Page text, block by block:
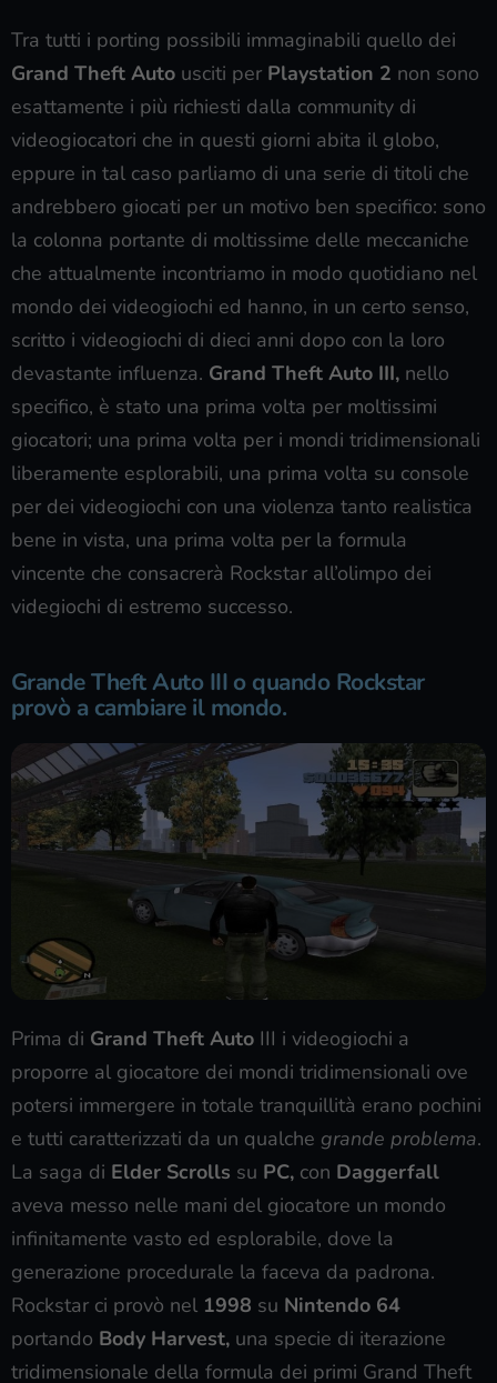
Tra tutti i porting possibili immaginabili quello dei
Grand Theft Auto usciti per Playstation 2 non sono
esattamente i più richiesti dalla community di
videogiocatori che in questi giorni abita il globo,
eppure in tal caso parliamo di una serie di titoli che
andrebbero giocati per un motivo ben specifico: sono
la colonna portante di moltissime delle meccaniche
che attualmente incontriamo in modo quotidiano nel
mondo dei videogiochi ed hanno, in un certo senso,
scritto i videogiochi di dieci anni dopo con la loro
devastante influenza. Grand Theft Auto III, nello
specifico, è stato una prima volta per moltissimi
giocatori; una prima volta per i mondi tridimensionali
liberamente esplorabili, una prima volta su console
per dei videogiochi con una violenza tanto realistica
bene in vista, una prima volta per la formula
vincente che consacrerà Rockstar all’olimpo dei
videgiochi di estremo successo.
Grande Theft Auto III o quando Rockstar
provò a cambiare il mondo.
Prima di Grand Theft Auto III i videogiochi a
proporre al giocatore dei mondi tridimensionali ove
potersi immergere in totale tranquillità erano pochini
e tutti caratterizzati da un qualche grande problema.
La saga di Elder Scrolls su PC, con Daggerfall
aveva messo nelle mani del giocatore un mondo
infinitamente vasto ed esplorabile, dove la
generazione procedurale la faceva da padrona.
Rockstar ci provò nel 1998 su Nintendo 64
portando Body Harvest, una specie di iterazione
tridimensionale della formula dei primi Grand Theft